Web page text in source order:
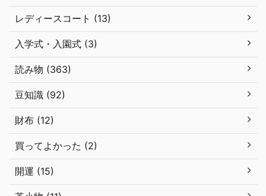
レディースコート (13)
入学式・入園式 (3)
読み物 (363)
豆知識 (92)
財布 (12)
買ってよかった (2)
開運 (15)